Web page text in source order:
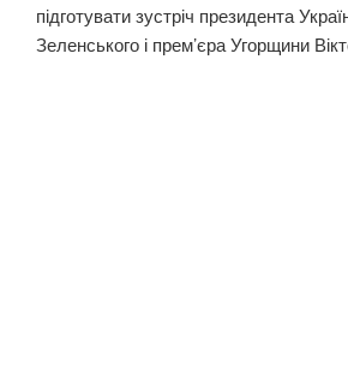
підготувати зустріч президента
Зеленського і прем’єра Угорщини